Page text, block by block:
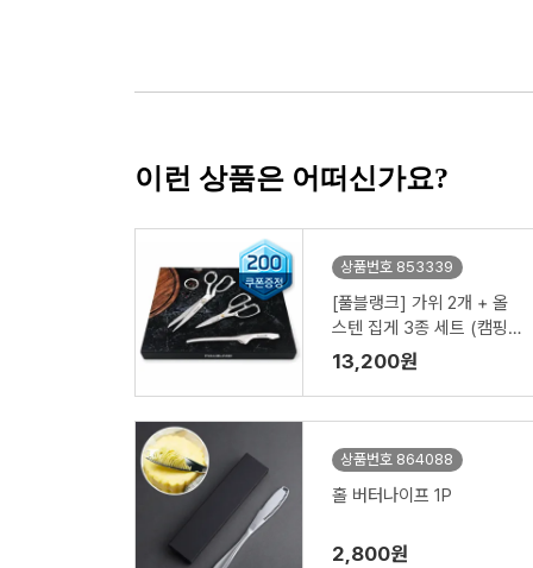
이런 상품은 어떠신가요?
상품번호 853339
[풀블랭크] 가위 2개 + 올
스텐 집게 3종 세트 (캠핑,
주방)
13,200원
상품번호 864088
홀 버터나이프 1P
2,800원